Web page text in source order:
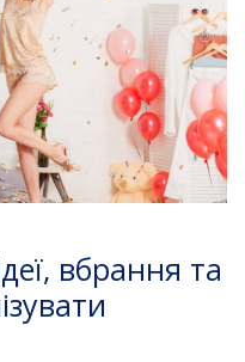
вбрання та